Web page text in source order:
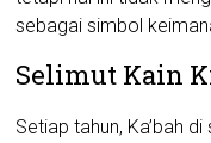
sebagai simbol
Selimut Kain
Setiap tahun, Ka’bah